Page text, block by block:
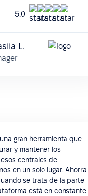
5.0
L.
gran herramienta que
y mantener los
centrales de
en un solo lugar. Ahorra
se trata de la parte
está en constante